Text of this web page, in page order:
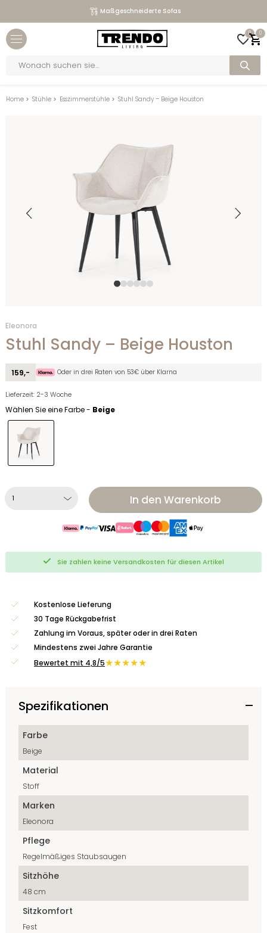
Maßgeschneiderte Sofas
0 0
search
Home > Stühle > Esszimmerstühle > Stuhl Sandy – Beige Houston
Eleonora
Stuhl Sandy – Beige Houston
159,- Oder in drei Raten von 53€ über Klarna
Lieferzeit: 2-3 Woche
Wählen Sie eine Farbe - Beige
In den Warenkorb
Sie zahlen keine Versandkosten für diesen Artikel
Kostenlose Lieferung
30 Tage Rückgabefrist
Zahlung im Voraus, später oder in drei Raten
Mindestens zwei Jahre Garantie
Bewertet mit 4,8/5★★★★★
Spezifikationen
Farbe
Beige
Material
Stoff
Marken
Eleonora
Pflege
Regelmäßiges Staubsaugen
Sitzhöhe
48 cm
Sitzkomfort
Fest